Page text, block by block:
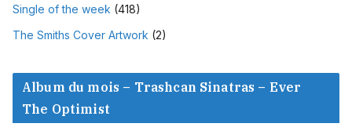
Single of the week (418)
The Smiths Cover Artwork (2)
Album du mois – Trashcan Sinatras – Ever
The Optimist